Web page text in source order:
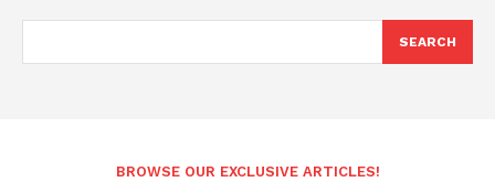
SEARCH
BROWSE OUR EXCLUSIVE ARTICLES!